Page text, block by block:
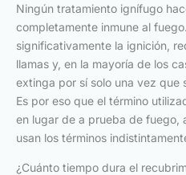
Ningún tratamiento ignífugo
completamente inmune al
significativamente la ignición,
llamas y, en la mayoría de los
extinga por sí solo una vez que
Es por eso que el término
en lugar de a prueba de fuego,
usan los términos
¿Cuánto tiempo dura el